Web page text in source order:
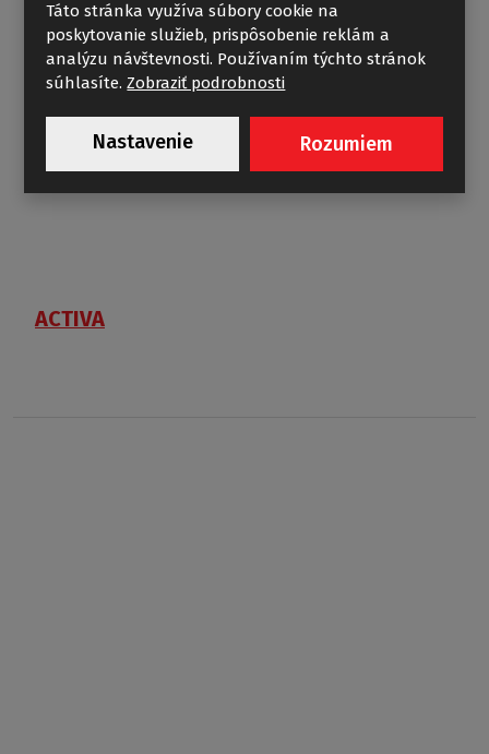
ACTIVA
Táto stránka využíva súbory cookie na
poskytovanie služieb, prispôsobenie reklám a
analýzu návštevnosti. Používaním týchto stránok
súhlasíte.Zobraziť podrobnosti
Nastavenie Rozumiem